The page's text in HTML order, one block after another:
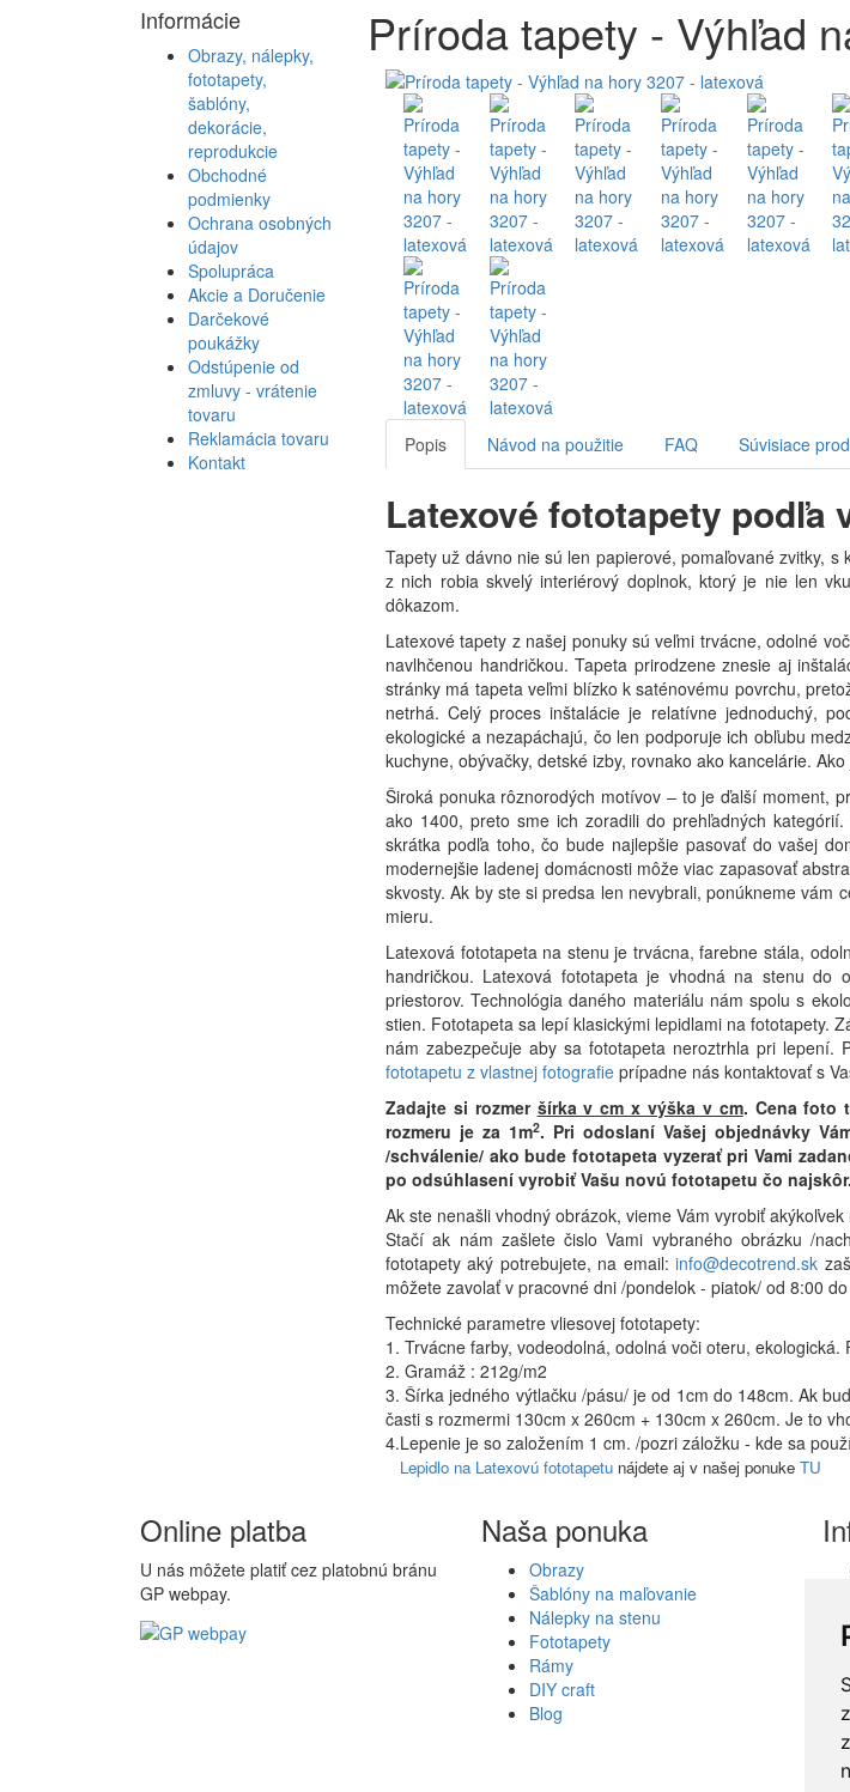
Informácie
Obrazy, nálepky,
fototapety,
šablóny,
dekorácie,
reprodukcie
Obchodné
podmienky
Ochrana osobných
údajov
Spolupráca
Akcie a Doručenie
Darčekové
poukážky
Odstúpenie od
zmluvy - vrátenie
tovaru
Reklamácia tovaru
Kontakt
Príroda tapety - Výhľad
Popis Návod na použitie FAQ Súvisiace
Latexové fototapety podľa
Tapety už dávno nie sú len papierové, pomaľované zvitky,
z nich robia skvelý interiérový doplnok, ktorý je nie len
dôkazom.
Latexové tapety z našej ponuky sú veľmi trvácne, odolné
navlhčenou handričkou. Tapeta prirodzene znesie aj
stránky má tapeta veľmi blízko k saténovému povrchu,
netrhá. Celý proces inštalácie je relatívne jednoduchý,
ekologické a nezapáchajú, čo len podporuje ich obľubu
kuchyne, obývačky, detské izby, rovnako ako kancelárie.
Široká ponuka rôznorodých motívov – to je ďalší moment,
ako 1400, preto sme ich zoradili do prehľadných
skrátka podľa toho, čo bude najlepšie pasovať do vašej
modernejšie ladenej domácnosti môže viac zapasovať
skvosty. Ak by ste si predsa len nevybrali, ponúkneme
mieru.
Latexová fototapeta na stenu je trvácna, farebne stála,
handričkou. Latexová fototapeta je vhodná na stenu do
priestorov. Technológia daného materiálu nám spolu s
stien. Fototapeta sa lepí klasickými lepidlami na fototapety.
nám zabezpečuje aby sa fototapeta neroztrhla pri lepení.
fototapetu z vlastnej fotografie prípadne nás kontaktovať s
Zadajte si rozmer šírka v cm x výška v cm. Cena foto
rozmeru je za 1m2. Pri odoslaní Vašej objednávky
/schválenie/ ako bude fototapeta vyzerať pri Vami
po odsúhlasení vyrobiť Vašu novú fototapetu čo najskôr.
Ak ste nenašli vhodný obrázok, vieme Vám vyrobiť
Stačí ak nám zašlete čislo Vami vybraného obrázku /
fototapety aký potrebujete, na email:info@decotrend.sk
môžete zavolať v pracovné dni /pondelok - piatok/ od 8:00
Technické parametre vliesovej fototapety:
1. Trvácne farby, vodeodolná, odolná voči oteru,
2. Gramáž : 212g/m2
3. Šírka jedného výtlačku /pásu/ je od 1cm do 148cm. Ak
časti s rozmermi 130cm x 260cm + 130cm x 260cm. Je to
4.Lepenie je so založením 1 cm. /pozri záložku - kde sa
Lepidlo na Latexovú fototapetu nájdete aj v našej ponuke TU
Online platba
U nás môžete platiť cez platobnú bránu
GP webpay.
Naša ponuka
Obrazy
Šablóny na maľovanie
Nálepky na stenu
Fototapety
Rámy
DIY craft
Blog